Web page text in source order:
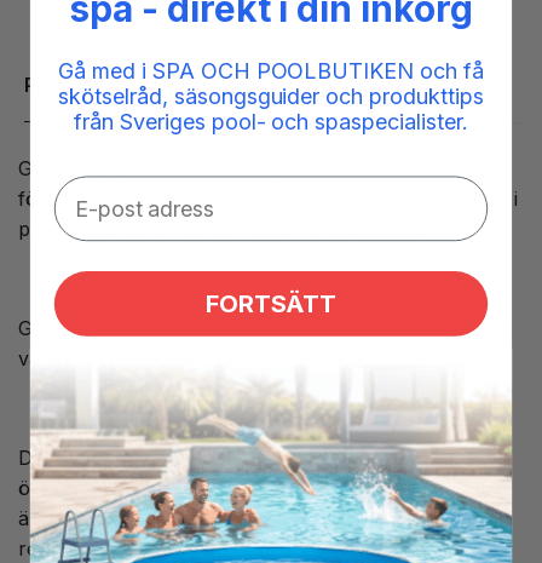
Produktbeskrivning
Gåvänliga Extraskenor v01 2,8m Air C är
förlängningsskenor till pooltak från Albixon (kommer i
par) passar till SMART/ KLASIK/ DALLAS C.
Gåvänliga skenor har fördelen att de är toleranta mot
variationer i marken, samt enkla att rengöra.
Då dessa förlängningsskenor till pooltak har täcklock
över skruvarna så syns inga skruvar när ditt pooltak
är monterat samt att det blir betydligt lättare att
rengöra mellan spåren utan att något fastnar på
Gå med i SPA OCH POOLBUTIKEN och få
skötselråd, säsongsguider och produkttips
från Sveriges pool- och spaspecialister.
FORTSÄTT